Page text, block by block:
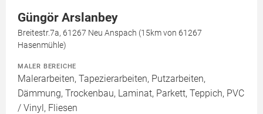
Güngör Arslanbey
Breitestr.7a, 61267 Neu Anspach (15km von 61267
Hasenmühle)
MALER BEREICHE
Malerarbeiten, Tapezierarbeiten, Putzarbeiten,
Dämmung, Trockenbau, Laminat, Parkett, Teppich, PVC
/ Vinyl, Fliesen